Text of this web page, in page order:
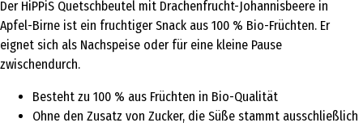
Der HiPPiS Quetschbeutel mit Drachenfrucht-Johannisbeere in
Apfel-Birne ist ein fruchtiger Snack aus 100 % Bio-Früchten. Er
eignet sich als Nachspeise oder für eine kleine Pause
zwischendurch.
Besteht zu 100 % aus Früchten in Bio-Qualität
Ohne den Zusatz von Zucker, die Süße stammt ausschließlich